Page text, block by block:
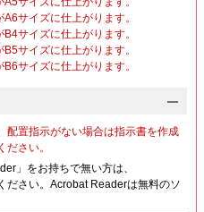
サイズに仕上がります。
サイズに仕上がります。
サイズに仕上がります。
サイズに仕上がります。
配置指示がない場合は指示書を作成
さい。
」をお持ちで無い方は、
ださい。Acrobat Readerは無料のソ